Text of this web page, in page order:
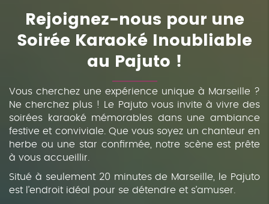
Rejoignez-nous pour une
Soirée Karaoké Inoubliable
au Pajuto !
Vous cherchez une expérience unique à Marseille ?
Ne cherchez plus ! Le Pajuto vous invite à vivre des
soirées karaoké mémorables dans une ambiance
festive et conviviale. Que vous soyez un chanteur en
herbe ou une star confirmée, notre scène est prête
à vous accueillir.
Situé à seulement 20 minutes de Marseille, le Pajuto
est l’endroit idéal pour se détendre et s’amuser.